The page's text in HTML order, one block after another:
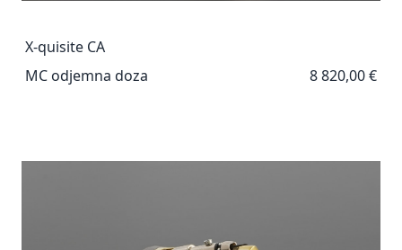
X-quisite CA
MC odjemna doza
8 820,00 €